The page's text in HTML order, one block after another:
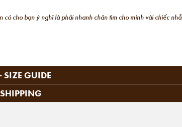
có cho bạn ý nghĩ là phải nhanh chân tìm cho mình vài chiếc
GUIDE